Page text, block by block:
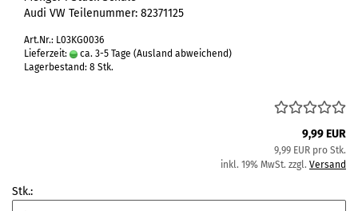
Audi VW Teilenummer: 82371125
Art.Nr.: L03KG0036
Lieferzeit:
ca. 3-5 Tage (Ausland abweichend)
Lagerbestand: 8 Stk.
9,99 EUR
9,99 EUR pro Stk.
inkl. 19% MwSt. zzgl. Versand
Stk.: